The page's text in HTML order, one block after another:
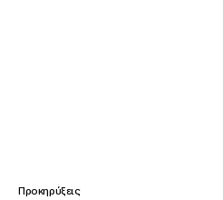
Προκηρύξεις